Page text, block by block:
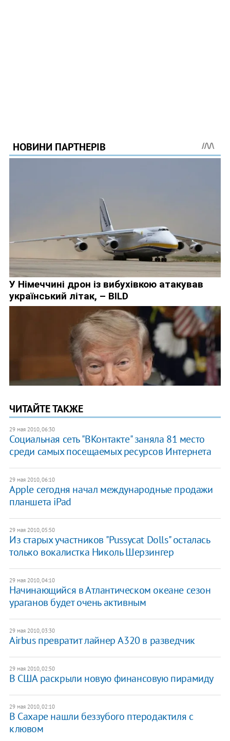
ЧИТАЙТЕ ТАКЖЕ
29 мая 2010, 06:30
Социальная сеть "ВКонтакте" заняла 81 место
среди самых посещаемых ресурсов Интернета
29 мая 2010, 06:10
Apple сегодня начал международные продажи
планшета iPad
29 мая 2010, 05:50
Из старых участников "Pussycat Dolls" осталась
только вокалистка Николь Шерзингер
29 мая 2010, 04:10
Начинающийся в Атлантическом океане сезон
ураганов будет очень активным
29 мая 2010, 03:30
Airbus превратит лайнер A320 в разведчик
29 мая 2010, 02:50
В США раскрыли новую финансовую пирамиду
29 мая 2010, 02:10
В Сахаре нашли беззубого птеродактиля с
клювом